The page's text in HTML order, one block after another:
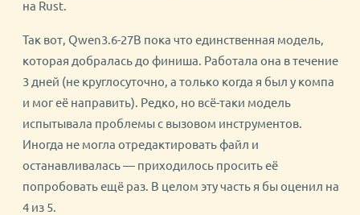
на Rust.
Так вот, Qwen3.6-27B пока что единственная модель,
которая добралась до финиша. Работала она в течение
3 дней (не круглосуточно, а только когда я был у компа
и мог её направить). Редко, но всё-таки модель
испытывала проблемы с вызовом инструментов.
Иногда не могла отредактировать файл и
останавливалась — приходилось просить её
попробовать ещё раз. В целом эту часть я бы оценил на
4 из 5.